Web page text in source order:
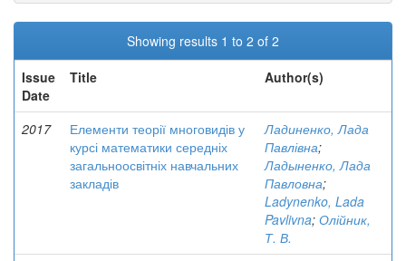
Showing results 1 to 2 of 2
Issue
Date
Title Author(s)
2017
Елементи теорії многовидів у
курсі математики середніх
загальноосвітніх навчальних
закладів
Ладиненко, Лада
Павлівна;
Ладыненко, Лада
Павловна;
Ladynenko, Lada
Pavlivna; Олійник,
Т. В.